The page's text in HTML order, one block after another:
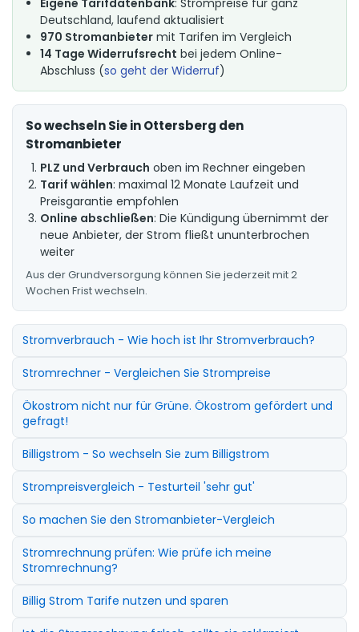
Deutschland, laufend aktualisiert
970 Stromanbieter mit Tarifen im Vergleich
14 Tage Widerrufsrecht bei jedem Online-
Abschluss (so geht der Widerruf)
So wechseln Sie in Ottersberg den
Stromanbieter
PLZ und Verbrauch oben im Rechner eingeben
Tarif wählen: maximal 12 Monate Laufzeit und
Preisgarantie empfohlen
Online abschließen: Die Kündigung übernimmt der
neue Anbieter, der Strom fließt ununterbrochen
weiter
Aus der Grundversorgung können Sie jederzeit mit 2
Wochen Frist wechseln.
Stromverbrauch - Wie hoch ist Ihr Stromverbrauch?
Stromrechner - Vergleichen Sie Strompreise
Ökostrom nicht nur für Grüne. Ökostrom gefördert und
gefragt!
Billigstrom - So wechseln Sie zum Billigstrom
Strompreisvergleich - Testurteil 'sehr gut'
So machen Sie den Stromanbieter-Vergleich
Stromrechnung prüfen: Wie prüfe ich meine
Stromrechnung?
Billig Strom Tarife nutzen und sparen